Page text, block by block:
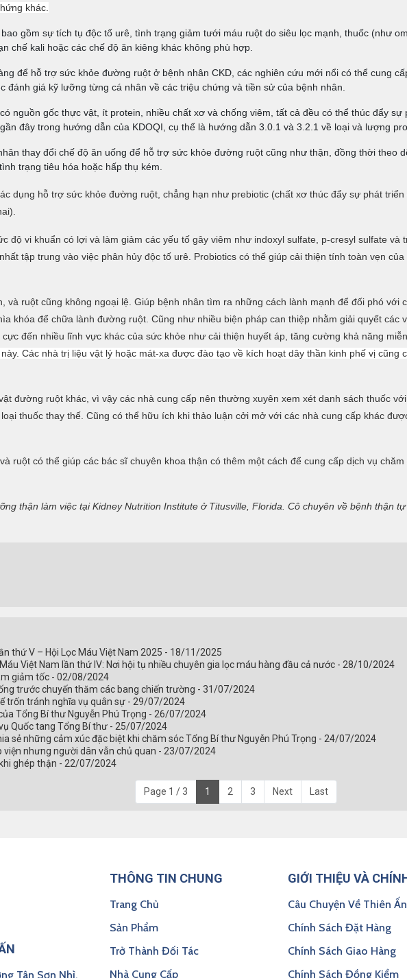
khác.
gồm sự tích tụ độc tố urê, tình trạng giảm tưới máu ruột do siêu lọc mạnh, thuốc (như
chế kali hoặc các chế độ ăn kiêng khác không phù hợp.
để hỗ trợ sức khỏe đường ruột ở bệnh nhân CKD, các nghiên cứu mới nổi có thể cung
giá kỹ lưỡng từng cá nhân về các triệu chứng và tiền sử của bệnh nhân.
nguồn gốc thực vật, ít protein, nhiều chất xơ và chống viêm, tất cả đều có thể thúc đẩy
đây trong hướng dẫn của KDOQI, cụ thể là hướng dẫn 3.0.1 và 3.2.1 về loại và lượng
thay đổi chế độ ăn uống để hỗ trợ sức khỏe đường ruột cũng như thận, đồng thời theo
trạng tiêu hóa hoặc hấp thụ kém.
dụng hỗ trợ sức khỏe đường ruột, chẳng hạn như prebiotic (chất xơ thúc đẩy sự phát
độ vi khuẩn có lợi và làm giảm các yếu tố gây viêm như indoxyl sulfate, p-cresyl sulfate
tập trung vào việc phân hủy độc tố urê. Probiotics có thể giúp cải thiện tính toàn vẹn
và ruột cũng không ngoại lệ. Giúp bệnh nhân tìm ra những cách lành mạnh để đối phó
khóa để chữa lành đường ruột. Cũng như nhiều biện pháp can thiệp nhằm giải quyết
đến nhiều lĩnh vực khác của sức khỏe như cải thiện huyết áp, tăng cường khả năng
Các nhà trị liệu vật lý hoặc mát-xa được đào tạo về kích hoạt dây thần kinh phế vị
đường ruột khác, vì vậy các nhà cung cấp nên thường xuyên xem xét danh sách thuốc
thuốc thay thế. Cũng có thể hữu ích khi thảo luận cởi mở với các nhà cung cấp khác
ruột có thể giúp các bác sĩ chuyên khoa thận có thêm một cách để cung cấp dịch vụ
thận làm việc tại Kidney Nutrition Institute ở Titusville, Florida. Cô chuyên về bệnh thận
thứ V – Hội Lọc Máu Việt Nam 2025 - 18/11/2025
Việt Nam lần thứ IV: Nơi hội tụ nhiều chuyên gia lọc máu hàng đầu cả nước - 28/10/2024
giảm tốc - 02/08/2024
trước chuyến thăm các bang chiến trường - 31/07/2024
trốn tránh nghĩa vụ quân sự - 29/07/2024
Tổng Bí thư Nguyễn Phú Trọng - 26/07/2024
Quốc tang Tổng Bí thư - 25/07/2024
sẻ những cảm xúc đặc biệt khi chăm sóc Tổng Bí thư Nguyễn Phú Trọng - 24/07/2024
nhưng người dân vẫn chủ quan - 23/07/2024
ghép thận - 22/07/2024
Page 1 / 3 1 2 3 Next Last
Tân Sơn Nhì,
THÔNG TIN CHUNG
Trang Chủ
Sản Phẩm
Trở Thành Đối Tác
Nhà Cung Cấp
GIỚI THIỆU VÀ
Câu Chuyện Về Thiên Ấn
Chính Sách Đặt Hàng
Chính Sách Giao Hàng
Chính Sách Đồng Kiểm